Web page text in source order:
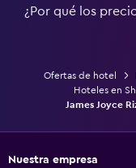
¿Por qué los
Ofertas de hotel
Hoteles en
James Joyce
Nuestra empresa